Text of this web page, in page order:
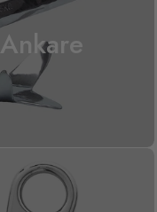
Ankare